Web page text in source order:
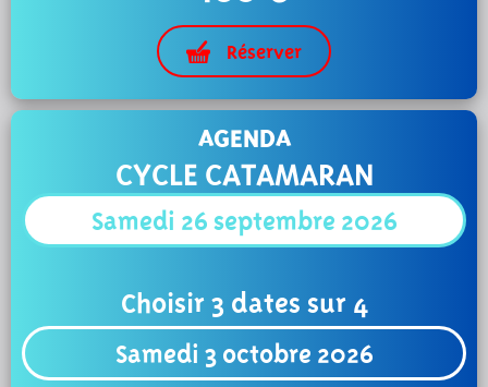
Réserver
AGENDA
CYCLE CATAMARAN
Samedi 26 septembre 2026
Choisir 3 dates sur 4
Samedi 3 octobre 2026